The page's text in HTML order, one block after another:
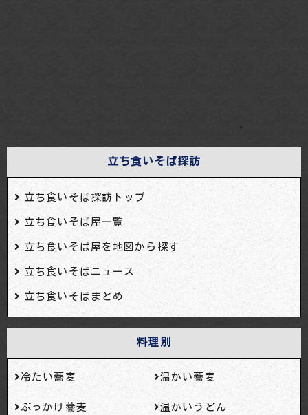
・
立ち食いそば探訪
立ち食いそば探訪トップ
立ち食いそば屋一覧
立ち食いそば屋を地図から探す
立ち食いそばニュース
立ち食いそばまとめ
料理別
冷たい蕎麦 温かい蕎麦
ぶっかけ蕎麦 温かいうどん